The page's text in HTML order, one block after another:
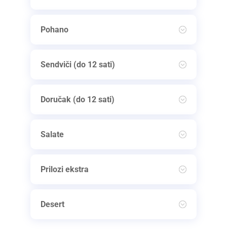
Pohano
Sendviči (do 12 sati)
Doručak (do 12 sati)
Salate
Prilozi ekstra
Desert